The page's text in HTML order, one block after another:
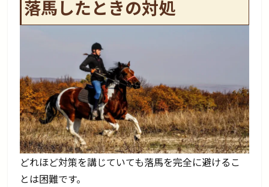
落馬したときの対処
どれほど対策を講じていても落馬を完全に避けるこ
とは困難です。